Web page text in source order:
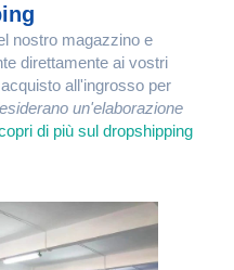
nostro magazzino e
direttamente ai vostri
all'ingrosso per
un'elaborazione
di più sul dropshipping